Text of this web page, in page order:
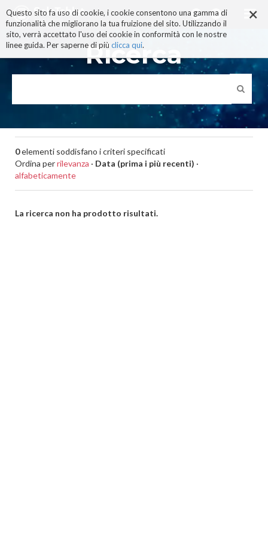
×
Questo sito fa uso di cookie, i cookie consentono una gamma di
funzionalità che migliorano la tua fruizione del sito. Utilizzando il
sito, verrà accettato l'uso dei cookie in conformità con le nostre
linee guida. Per saperne di più clicca qui.
ai
contenuti.
|
alla
navigazione
Ricerca
0elementi soddisfano i criteri specificati
Ordina perrilevanza · Data (prima i più recenti) ·
alfabeticamente
La ricerca non ha prodotto risultati.